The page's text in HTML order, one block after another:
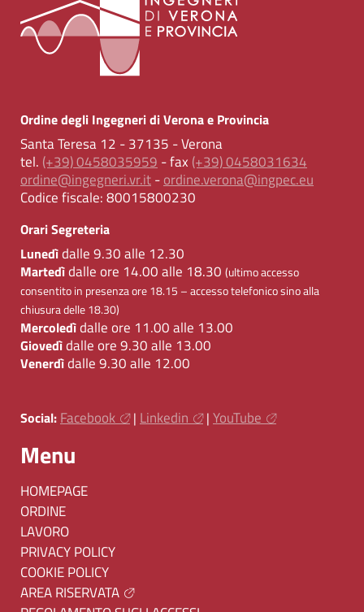
Ordine degli Ingegneri di Verona e Provincia
Santa Teresa 12 - 37135 - Verona
tel. (+39) 0458035959 - fax (+39) 0458031634
ordine@ingegneri.vr.it-ordine.verona@ingpec.eu
Codice fiscale:80015800230
Orari Segreteria
Lunedìdalle 9.30 alle 12.30
Martedìdalle ore 14.00 alle 18.30 (ultimo accesso
consentito in presenza ore 18.15 – accesso telefonico sino alla
chiusura delle 18.30)
Mercoledìdalle ore 11.00 alle 13.00
Giovedìdalle ore 9.30 alle 13.00
Venerdìdalle 9.30 alle 12.00
Social: Facebook | Linkedin | YouTube
Menu
HOMEPAGE
ORDINE
LAVORO
PRIVACY POLICY
COOKIE POLICY
AREA RISERVATA